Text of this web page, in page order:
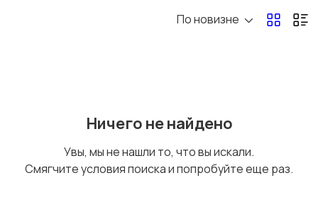
(развивающие)
По новизне
Ничего не найдено
Увы, мы не нашли то, что вы искали.
Смягчите условия поиска и попробуйте еще раз.